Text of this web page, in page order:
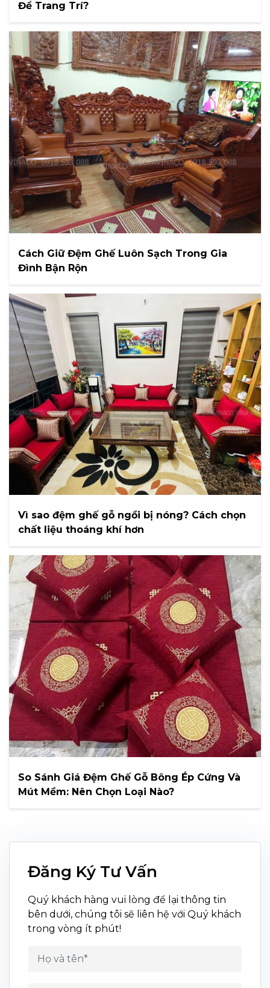
Để Trang Trí?
Cách Giữ Đệm Ghế Luôn Sạch Trong Gia
Đình Bận Rộn
Vì sao đệm ghế gỗ ngồi bị nóng? Cách chọn
chất liệu thoáng khí hơn
So Sánh Giá Đệm Ghế Gỗ Bông Ép Cứng Và
Mút Mềm: Nên Chọn Loại Nào?
Đăng Ký Tư Vấn
Quý khách hàng vui lòng để lại thông tin
bên dưới, chúng tôi sẽ liên hệ với Quý khách
trong vòng ít phút!